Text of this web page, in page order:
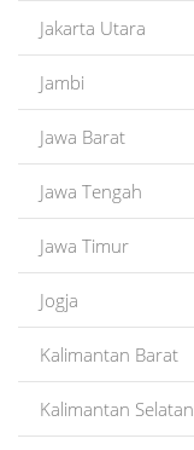
Jakarta Utara
Jambi
Jawa Barat
Jawa Tengah
Jawa Timur
Jogja
Kalimantan Barat
Kalimantan Selatan